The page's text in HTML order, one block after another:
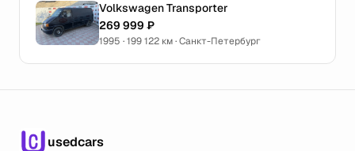
Volkswagen Transporter
269 999 ₽
1995 · 199 122 км · Санкт-Петербург
usedcars